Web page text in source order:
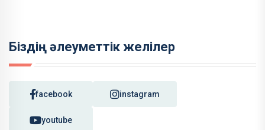
Біздің әлеуметтік желілер
facebook instagram
youtube